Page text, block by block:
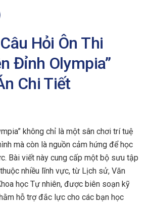
Hỏi Ôn Thi
Đỉnh Olympia”
Chi Tiết
không chỉ là một sân chơi trí tuệ
mà còn là nguồn cảm hứng để học
Bài viết này cung cấp một bộ sưu tập
nhiều lĩnh vực, từ Lịch sử, Văn
học Tự nhiên, được biên soạn kỹ
hỗ trợ đắc lực cho các bạn học